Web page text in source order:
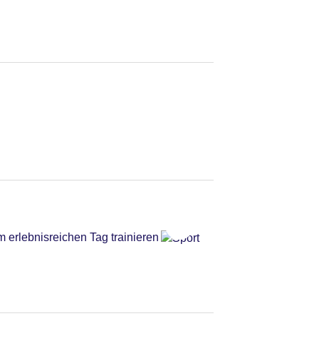
erlebnisreichen Tag trainieren